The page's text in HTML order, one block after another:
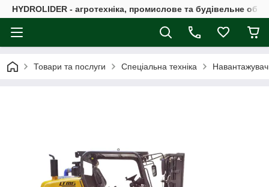
HYDROLIDER - агротехніка, промислове та будівельне
Товари та послуги Спеціальна техніка